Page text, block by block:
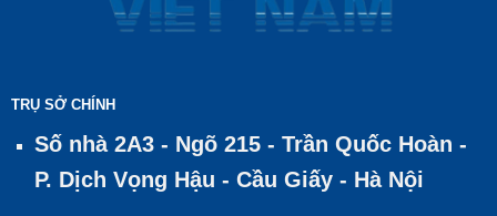
TRỤ SỞ CHÍNH
Số nhà 2A3 - Ngõ 215 - Trần Quốc Hoàn -
P. Dịch Vọng Hậu - Cầu Giấy - Hà Nội